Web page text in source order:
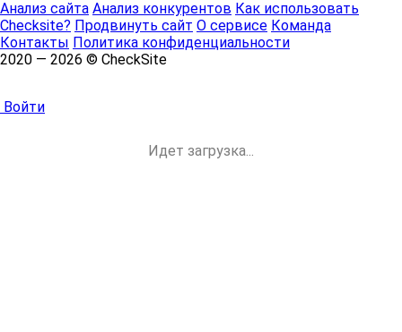
Анализ сайта Анализ конкурентов Как использовать
Checksite? Продвинуть сайт О сервисе Команда
Контакты Политика конфиденциальности
2020 — 2026 © CheckSite
Войти
Идет загрузка...